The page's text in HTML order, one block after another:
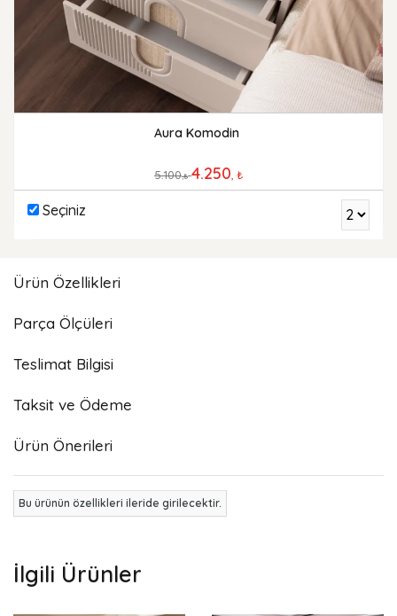
Aura Komodin
5.100,₺ 4.250 , ₺
Seçiniz
Ürün Özellikleri
Parça Ölçüleri
Teslimat Bilgisi
Taksit ve Ödeme
Ürün Önerileri
Bu ürünün özellikleri ileride girilecektir.
İlgili Ürünler